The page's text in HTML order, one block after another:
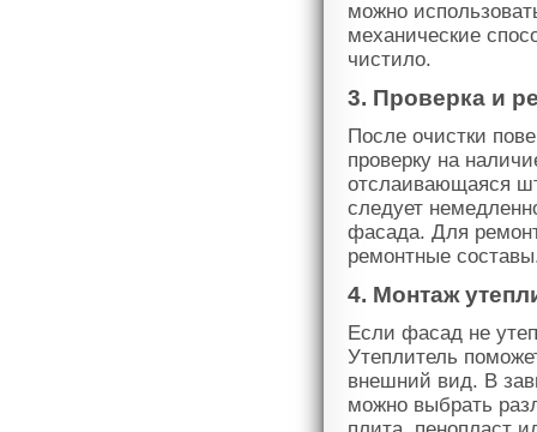
можно
механические
чистило.
3. Проверка и
После очистки
проверку на
отслаивающаяся
следует
фасада. Для
ремонтные
4. Монтаж
Если фасад не
Утеплитель
внешний вид. В
можно выбрать